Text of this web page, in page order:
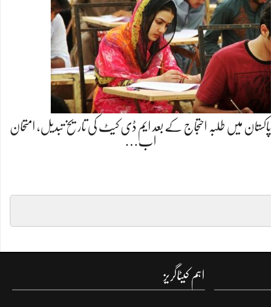
پاکستان میں طلبہ احتجاج کے بعد ایم ڈی کیٹ کی تاریخ تبدیل، امتحان
اب…
اہم کیٹاگریز